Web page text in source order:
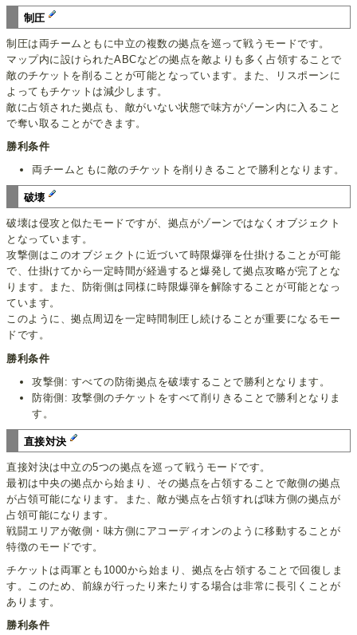
制圧
制圧は両チームともに中立の複数の拠点を巡って戦うモードです。
マップ内に設けられたABCなどの拠点を敵よりも多く占領することで
敵のチケットを削ることが可能となっています。また、リスポーンに
よってもチケットは減少します。
敵に占領された拠点も、敵がいない状態で味方がゾーン内に入ること
で奪い取ることができます。
勝利条件
両チームともに敵のチケットを削りきることで勝利となります。
破壊
破壊は侵攻と似たモードですが、拠点がゾーンではなくオブジェクト
となっています。
攻撃側はこのオブジェクトに近づいて時限爆弾を仕掛けることが可能
で、仕掛けてから一定時間が経過すると爆発して拠点攻略が完了とな
ります。また、防衛側は同様に時限爆弾を解除することが可能となっ
ています。
このように、拠点周辺を一定時間制圧し続けることが重要になるモー
ドです。
勝利条件
攻撃側: すべての防衛拠点を破壊することで勝利となります。
防衛側: 攻撃側のチケットをすべて削りきることで勝利となりま
す。
直接対決
直接対決は中立の5つの拠点を巡って戦うモードです。
最初は中央の拠点から始まり、その拠点を占領することで敵側の拠点
が占領可能になります。また、敵が拠点を占領すれば味方側の拠点が
占領可能になります。
戦闘エリアが敵側・味方側にアコーディオンのように移動することが
特徴のモードです。
チケットは両軍とも1000から始まり、拠点を占領することで回復しま
す。このため、前線が行ったり来たりする場合は非常に長引くことが
あります。
勝利条件